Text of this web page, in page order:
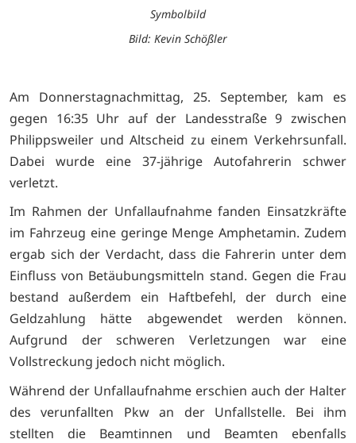
Symbolbild
Bild: Kevin Schößler
Am Donnerstagnachmittag, 25. September, kam es
gegen 16:35 Uhr auf der Landesstraße 9 zwischen
Philippsweiler und Altscheid zu einem Verkehrsunfall.
Dabei wurde eine 37-jährige Autofahrerin schwer
verletzt.
Im Rahmen der Unfallaufnahme fanden Einsatzkräfte
im Fahrzeug eine geringe Menge Amphetamin. Zudem
ergab sich der Verdacht, dass die Fahrerin unter dem
Einfluss von Betäubungsmitteln stand. Gegen die Frau
bestand außerdem ein Haftbefehl, der durch eine
Geldzahlung hätte abgewendet werden können.
Aufgrund der schweren Verletzungen war eine
Vollstreckung jedoch nicht möglich.
Während der Unfallaufnahme erschien auch der Halter
des verunfallten Pkw an der Unfallstelle. Bei ihm
stellten die Beamtinnen und Beamten ebenfalls